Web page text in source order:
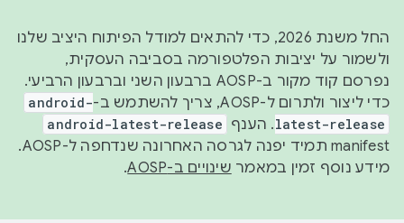
החל משנת 2026, כדי להתאים למודל הפיתוח היציב שלנו
ולשמור על יציבות הפלטפורמה בסביבה העסקית,
נפרסם קוד מקור ב-AOSP ברבעון השני וברבעון הרביעי.
כדי ליצור ולתרום ל-AOSP, צריך להשתמש ב-
android-
latest-release. הענף android-latest-release
manifest תמיד יפנה לגרסה האחרונה שנדחפה ל-AOSP.
מידע נוסף זמין במאמר שינויים ב-AOSP .